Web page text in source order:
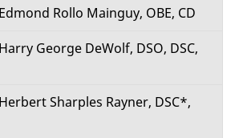
Rollo Mainguy, OBE, CD
George DeWolf, DSO, DSC,
Sharples Rayner, DSC*,